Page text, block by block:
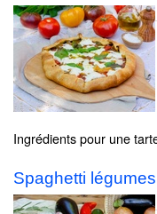
Ingrédients pour une
Spaghetti